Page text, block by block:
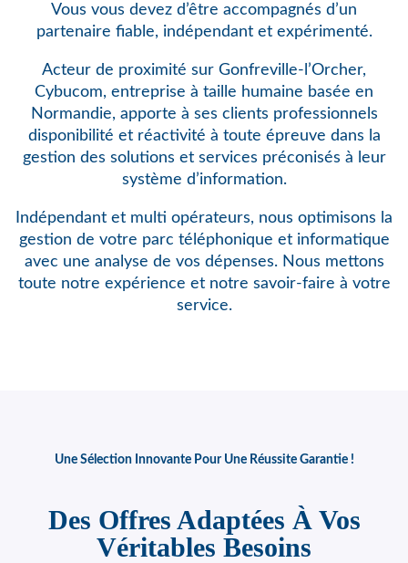
Vous vous devez d’être accompagnés d’un
partenaire fiable, indépendant et expérimenté.
Acteur de proximité sur Gonfreville-l’Orcher,
Cybucom, entreprise à taille humaine basée en
Normandie, apporte à ses clients professionnels
disponibilité et réactivité à toute épreuve dans la
gestion des solutions et services préconisés à leur
système d’information.
Indépendant et multi opérateurs, nous optimisons la
gestion de votre parc téléphonique et informatique
avec une analyse de vos dépenses. Nous mettons
toute notre expérience et notre savoir-faire à votre
service.
Une Sélection Innovante Pour Une Réussite Garantie !
Des Offres Adaptées À Vos
Véritables Besoins